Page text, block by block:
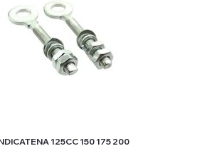
125CC 150 175 200